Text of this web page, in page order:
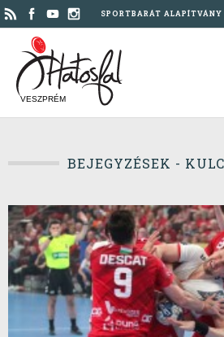
SPORTBARÁT ALAPÍTVÁNY
VESZPRÉM
BEJEGYZÉSEK -